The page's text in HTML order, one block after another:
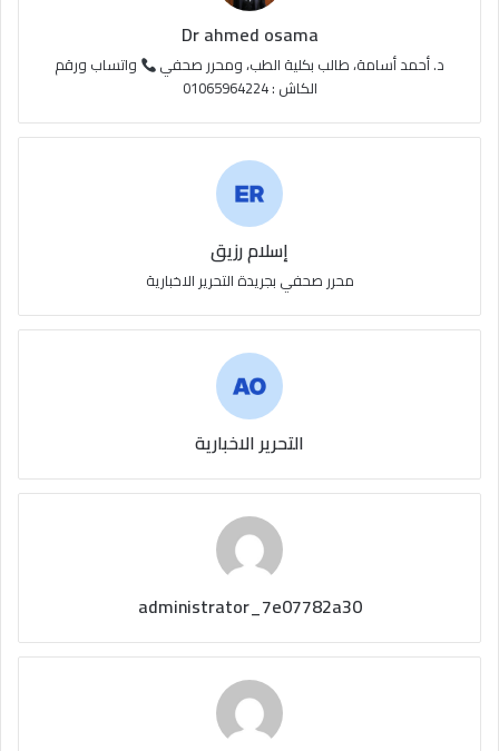
S
S
Dr ahmed osama
د. أحمد أسامة، طالب بكلية الطب، ومحرر صحفي
واتساب ورقم
الكاش : 01065964224
إسلام رزيق
محرر صحفي بجريدة التحرير الاخبارية
التحرير الاخبارية
administrator_7e07782a30